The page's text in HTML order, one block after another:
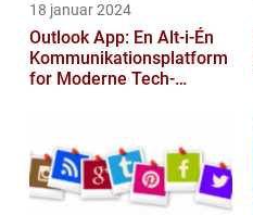
18 januar 2024
Outlook App: En Alt-i-Én
Kommunikationsplatform
for Moderne Tech-